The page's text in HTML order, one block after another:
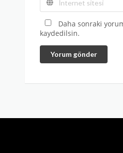
Daha sonraki
kaydedilsin.
Yorum gönder